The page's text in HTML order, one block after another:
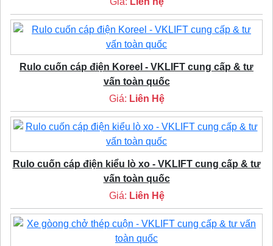
Rulo cuốn cáp điện Koreel - VKLIFT cung cấp & tư
vấn toàn quốc
Giá: Liên Hệ
Rulo cuốn cáp điện kiểu lò xo - VKLIFT cung cấp & tư
vấn toàn quốc
Giá: Liên Hệ